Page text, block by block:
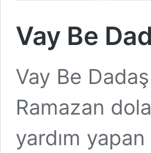
Vay Be
Vay Be
Ramazan
yardım